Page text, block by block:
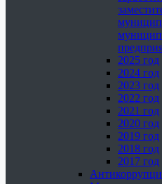
2025 год
2024 год
2023 год
2022 год
2021 год
2020 год
2019 год
2018 год
2017 год